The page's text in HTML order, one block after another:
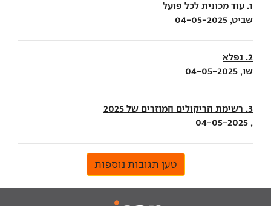
1. עוד מכונית לכל פועל
שביט, 04-05-2025
2. נפלא
שו, 04-05-2025
3. רשימת הריקולים המוזרים של 2025
, 04-05-2025
טען תגובות נוספות